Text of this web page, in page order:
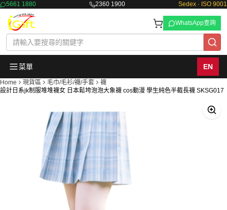
5661 1880 2360 1900 Sedex · ISO 9001
WhatsApp查詢
菜單 EN
Home 現貨區 毛巾/毛衫/襪/手套
襪
設計日系jk制服堆堆襪女 日本鬆垮泡泡大象襪 cos動漫 學生純色半截長襪 SKSG017